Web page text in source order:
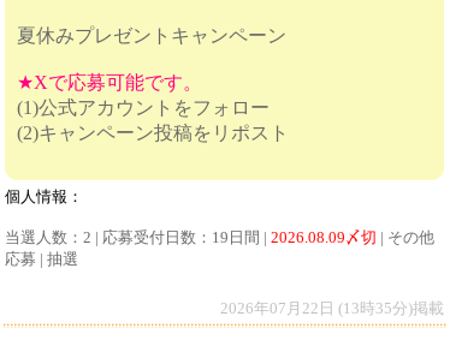
夏休みプレゼントキャンペーン
★Xで応募可能です。
(1)公式アカウントをフォロー
(2)キャンペーン投稿をリポスト
個人情報：
当選人数：2 | 応募受付日数：19日間 | 2026.08.09〆切 | その他
応募 | 抽選
2026年07月22日 (13時35分)掲載